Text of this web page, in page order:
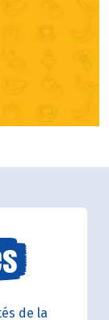
de la